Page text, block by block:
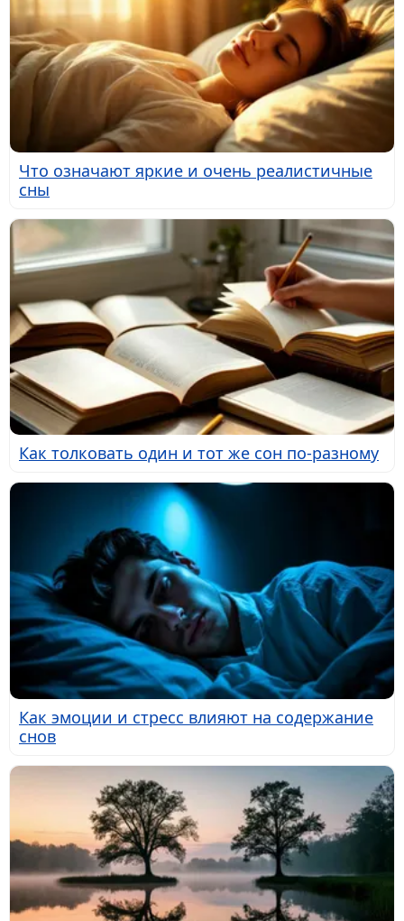
Что означают яркие и очень реалистичные
сны
Как толковать один и тот же сон по-разному
Как эмоции и стресс влияют на содержание
снов